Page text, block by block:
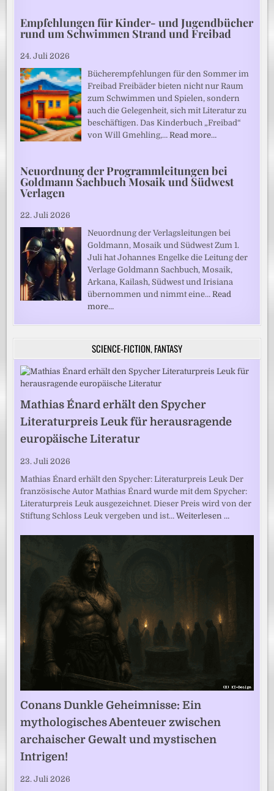
Empfehlungen für Kinder- und Jugendbücher
rund um Schwimmen Strand und Freibad
24. Juli 2026
Bücherempfehlungen für den Sommer im
Freibad Freibäder bieten nicht nur Raum
zum Schwimmen und Spielen, sondern
auch die Gelegenheit, sich mit Literatur zu
beschäftigen. Das Kinderbuch „Freibad“
von Will Gmehling,…Read more…
Neuordnung der Programmleitungen bei
Goldmann Sachbuch Mosaik und Südwest
Verlagen
22. Juli 2026
Neuordnung der Verlagsleitungen bei
Goldmann, Mosaik und Südwest Zum 1.
Juli hat Johannes Engelke die Leitung der
Verlage Goldmann Sachbuch, Mosaik,
Arkana, Kailash, Südwest und Irisiana
übernommen und nimmt eine…Read
more…
SCIENCE-FICTION, FANTASY
Mathias Énard erhält den Spycher
Literaturpreis Leuk für herausragende
europäische Literatur
23. Juli 2026
Mathias Énard erhält den Spycher: Literaturpreis Leuk Der
französische Autor Mathias Énard wurde mit dem Spycher:
Literaturpreis Leuk ausgezeichnet. Dieser Preis wird von der
Stiftung Schloss Leuk vergeben und ist…Weiterlesen …
Conans Dunkle Geheimnisse: Ein
mythologisches Abenteuer zwischen
archaischer Gewalt und mystischen
Intrigen!
22. Juli 2026